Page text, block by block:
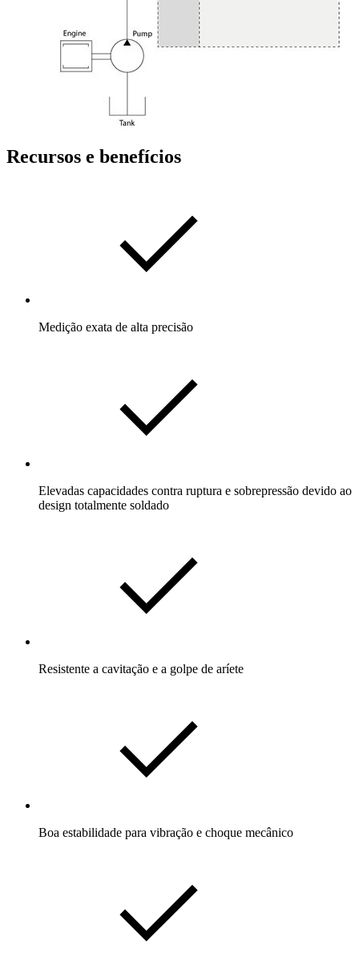
Recursos e benefícios
Medição exata de alta precisão
Elevadas capacidades contra ruptura e sobrepressão devido ao
design totalmente soldado
Resistente a cavitação e a golpe de aríete
Boa estabilidade para vibração e choque mecânico